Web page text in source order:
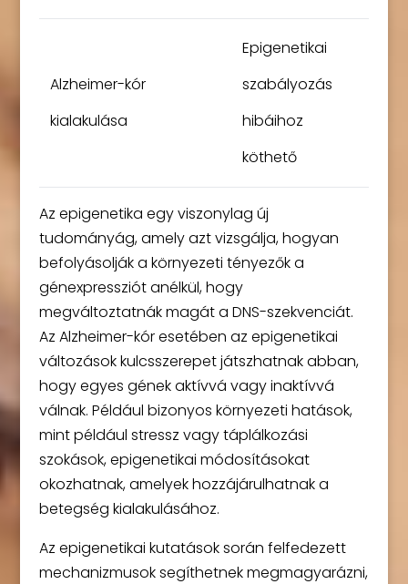
Alzheimer-kór
kialakulása
Epigenetikai
szabályozás
hibáihoz
köthető
Az epigenetika egy viszonylag új
tudományág, amely azt vizsgálja, hogyan
befolyásolják a környezeti tényezők a
génexpressziót anélkül, hogy
megváltoztatnák magát a DNS-szekvenciát.
Az Alzheimer-kór esetében az epigenetikai
változások kulcsszerepet játszhatnak abban,
hogy egyes gének aktívvá vagy inaktívvá
válnak. Például bizonyos környezeti hatások,
mint például stressz vagy táplálkozási
szokások, epigenetikai módosításokat
okozhatnak, amelyek hozzájárulhatnak a
betegség kialakulásához.
Az epigenetikai kutatások során felfedezett
mechanizmusok segíthetnek megmagyarázni,